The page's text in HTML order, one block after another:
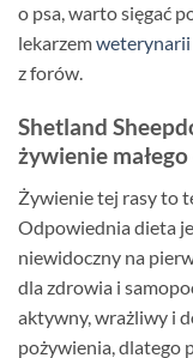
o psa, warto sięgać
lekarzemweterynarii
z forów.
Shetland
żywienie
Żywienie tej rasy to
Odpowiednia dieta
niewidoczny na
dla zdrowia i
aktywny, wrażliwy i
pożywienia, dlatego